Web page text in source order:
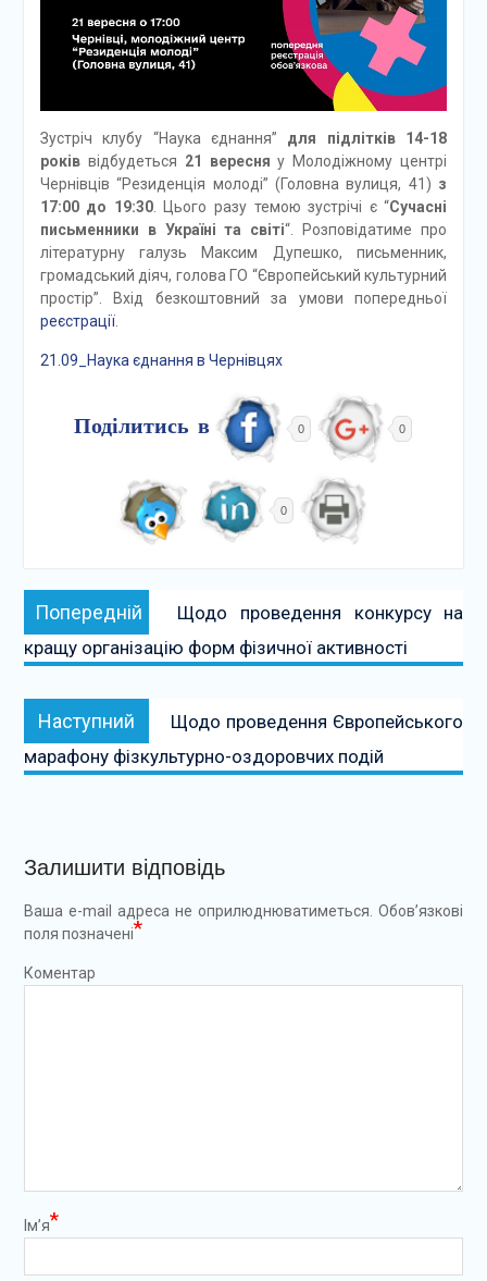
Зустріч клубу “Наука єднання” для підлітків 14-18
років відбудеться 21 вересня у Молодіжному центрі
Чернівців “Резиденція молоді” (Головна вулиця, 41) з
17:00 до 19:30. Цього разу темою зустрічі є “Сучасні
письменники в Україні та світі“. Розповідатиме про
літературну галузь Максим Дупешко, письменник,
громадський діяч, голова ГО “Європейський культурний
простір”. Вхід безкоштовний за умови попередньої
реєстрації.
21.09_Наука єднання в Чернівцях
Поділитись в 0 0
0
Навігація
записів
Попередній
Щодо проведення конкурсу на
кращу організацію форм фізичної активності
Наступний
Щодо проведення Європейського
марафону фізкультурно-оздоровчих подій
Залишити відповідь
Ваша e-mail адреса не оприлюднюватиметься. Обов’язкові
поля позначені*
Коментар
Ім’я*